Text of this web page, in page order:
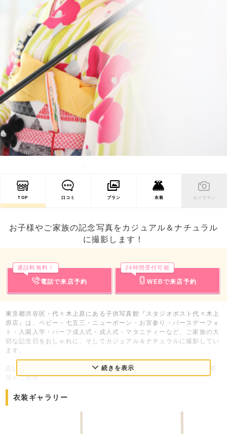
TOP 口コミ プラン 衣装 カメラマン
お子様やご家族の記念写真をカジュアル＆ナチュラル
に撮影します！
電話で来店予約
通話料無料！
WEBで来店予約
24時間受付可能
東京都渋谷区・代々木上原にある子供写真館『スタジオポスト代々木上
原店』は、ベビー・七五三・ニューボーン・お宮参り・バースデーフォ
ト・入園入学・ハーフ成人式・成人式・マタニティーなど、ご家族の大
切な記念日をおしゃれに、そしてカジュアル＆ナチュラルに撮影してい
ます。
広い一軒家をリノベーションしたスタジオは、1階に2部屋・2階に4部
屋をご用意。
五三や家族写真を美しく残すのに最適です。さらに、アンティーク調の
シックなお部屋、落ち着いたベッドルーム、人気のバースデーフォト専
用スペース、カラーブロックを活かしたスタイリッシュなお部屋など、
続きを表示
衣装ギャラリー